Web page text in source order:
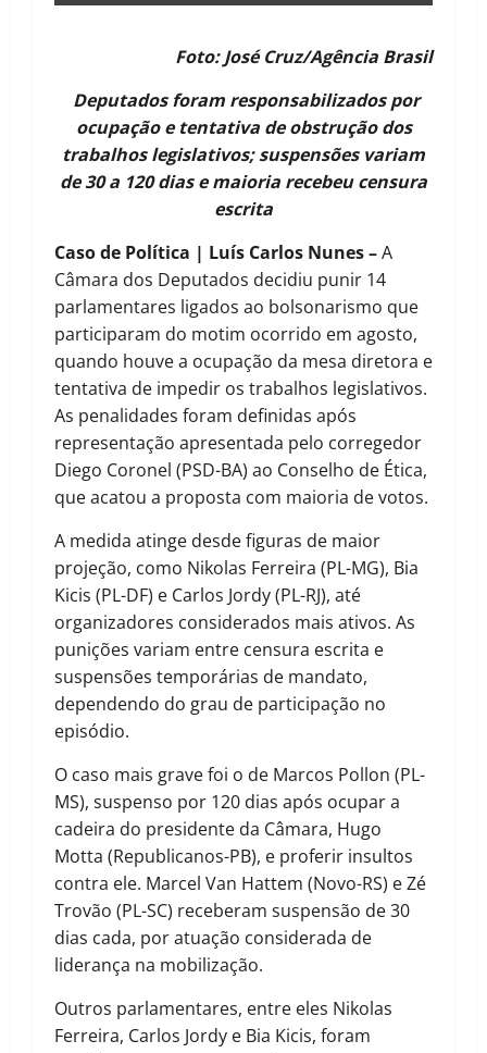
Foto: José Cruz/Agência Brasil
Deputados foram responsabilizados por
ocupação e tentativa de obstrução dos
trabalhos legislativos; suspensões variam
de 30 a 120 dias e maioria recebeu censura
escrita
Caso de Política | Luís Carlos Nunes –A
Câmara dos Deputados decidiu punir 14
parlamentares ligados ao bolsonarismo que
participaram do motim ocorrido em agosto,
quando houve a ocupação da mesa diretora e
tentativa de impedir os trabalhos legislativos.
As penalidades foram definidas após
representação apresentada pelo corregedor
Diego Coronel (PSD-BA) ao Conselho de Ética,
que acatou a proposta com maioria de votos.
A medida atinge desde figuras de maior
projeção, como Nikolas Ferreira (PL-MG), Bia
Kicis (PL-DF) e Carlos Jordy (PL-RJ), até
organizadores considerados mais ativos. As
punições variam entre censura escrita e
suspensões temporárias de mandato,
dependendo do grau de participação no
episódio.
O caso mais grave foi o de Marcos Pollon (PL-
MS), suspenso por 120 dias após ocupar a
cadeira do presidente da Câmara, Hugo
Motta (Republicanos-PB), e proferir insultos
contra ele. Marcel Van Hattem (Novo-RS) e Zé
Trovão (PL-SC) receberam suspensão de 30
dias cada, por atuação considerada de
liderança na mobilização.
Outros parlamentares, entre eles Nikolas
Ferreira, Carlos Jordy e Bia Kicis, foram